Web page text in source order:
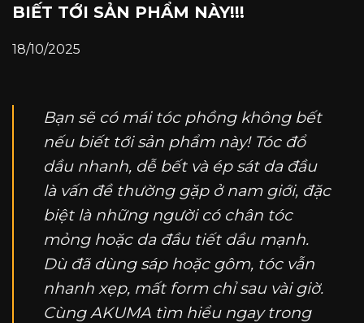
BIẾT TỚI SẢN PHẨM NÀY!!!
18/10/2025
Bạn sẽ có mái tóc phồng không bết
nếu biết tới sản phẩm này! Tóc đổ
dầu nhanh, dễ bết và ép sát da đầu
là vấn đề thường gặp ở nam giới, đặc
biệt là những người có chân tóc
mỏng hoặc da đầu tiết dầu mạnh.
Dù đã dùng sáp hoặc gôm, tóc vẫn
nhanh xẹp, mất form chỉ sau vài giờ.
CùngAKUMA tìm hiểu ngay trong